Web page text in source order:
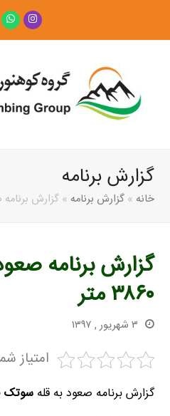
گزارش برنامه
خانه »گزارش برنامه »گزارش برنامه
گزارش برنامه
۳۸۶۰ متر
۳ شهریور , ۱۳۹۷
امتیاز
گزارش برنامه صعود به قلهسوتک۳۸۶۰ متر